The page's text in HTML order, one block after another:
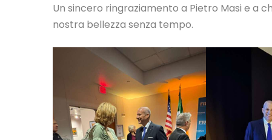
Un sincero ringraziamento a Pietro Masi e a
nostra bellezza senza tempo.